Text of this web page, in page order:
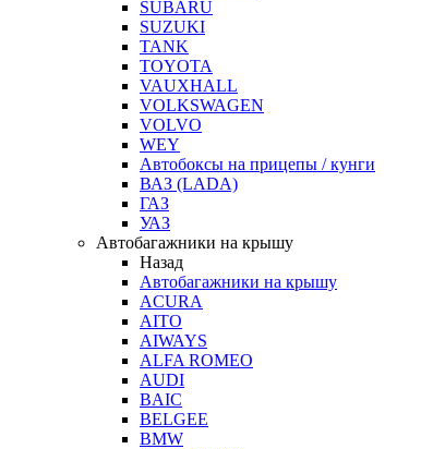
SUBARU
SUZUKI
TANK
TOYOTA
VAUXHALL
VOLKSWAGEN
VOLVO
WEY
Автобоксы на прицепы / кунги
ВАЗ (LADA)
ГАЗ
УАЗ
Автобагажники на крышу
Назад
Автобагажники на крышу
ACURA
AITO
AIWAYS
ALFA ROMEO
AUDI
BAIC
BELGEE
BMW